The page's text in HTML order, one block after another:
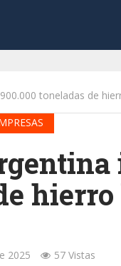
toneladas de
2025 57 Vistas